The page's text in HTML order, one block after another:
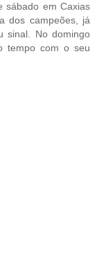
sábado em Caxias
dos campeões, já
sinal. No domingo
tempo com o seu